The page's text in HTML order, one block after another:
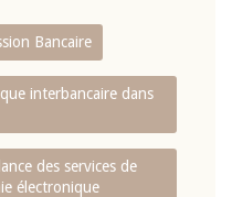
Bancaire
interbancaire dans
des services de
électronique